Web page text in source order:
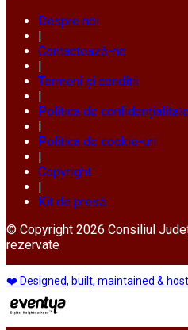
Despre noi
|
Contactează-ne
|
Termeni și condiții
|
Politica de
|
Politica de cookie-uri
|
Copyright
|
Kit de presă
© Copyright 2026 Consiliul
rezervate
❤️ Designed, built, maintained &